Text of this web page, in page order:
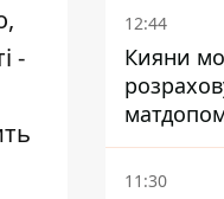
-
12:44
Кияни
дадуть
11:30